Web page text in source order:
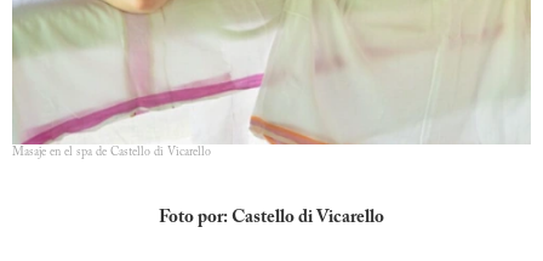
Masaje en el spa de Castello di Vicarello
Foto por: Castello di Vicarello